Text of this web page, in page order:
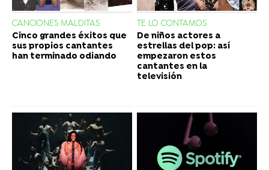
CANCIONES MALDITAS
Cinco grandes éxitos que
sus propios cantantes
han terminado odiando
TE LO CONTAMOS
De niños actores a
estrellas del pop: así
empezaron estos
cantantes en la
televisión